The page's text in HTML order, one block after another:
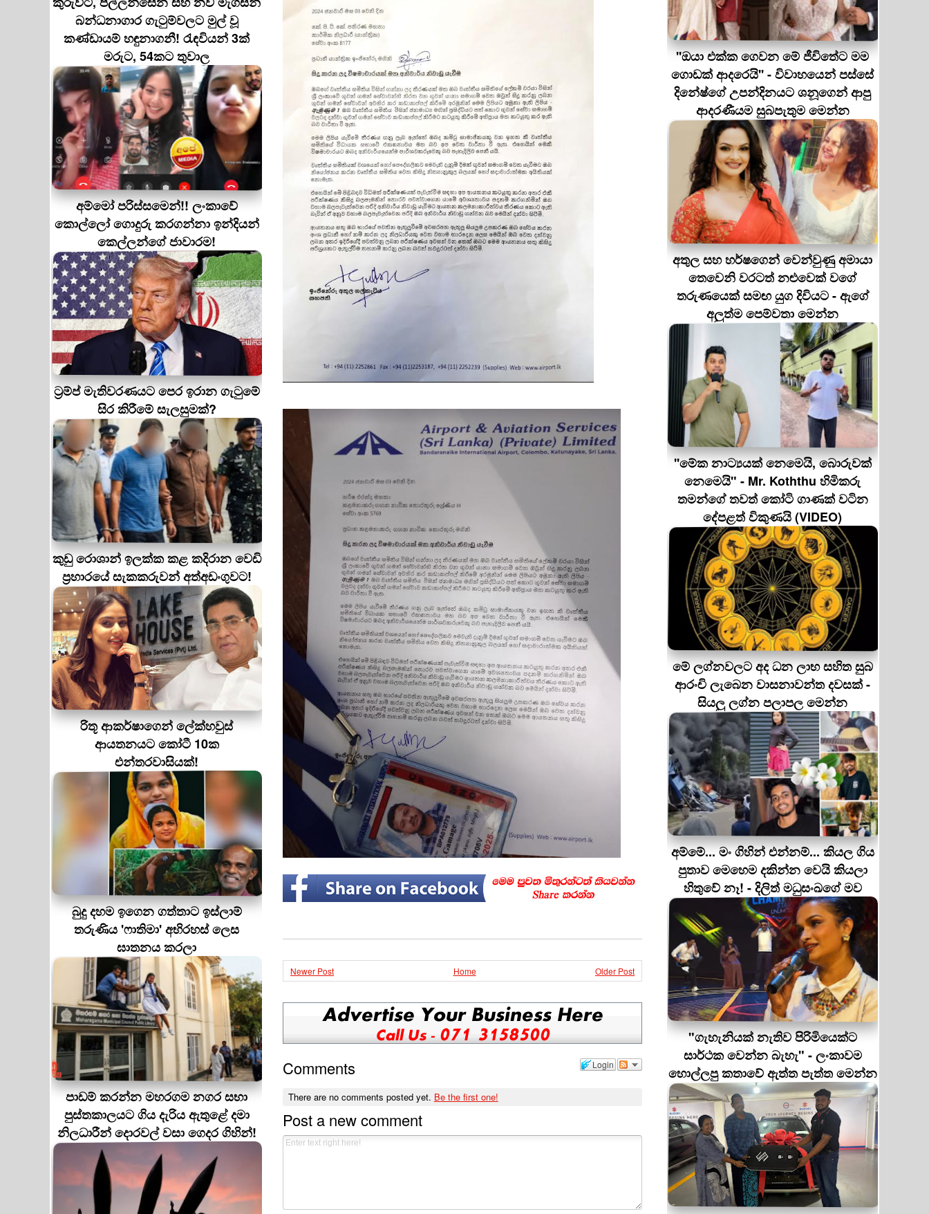
බන්ධනාගාර ගැටුම්වලට මුල් වූ
කණ්ඩායම් හඳුනාගනී! රැඳවියන් 3ක්
මරුට, 54කට තුවාල
අම්මෝ පරිස්සමෙන්!! ලංකාවේ
කොල්ලෝ ගොදුරු කරගන්නා ඉන්දියන්
කෙල්ලන්ගේ ජාවාරම!
ට්‍රම්ප් මැතිවරණයට පෙර ඉරාන ගැටුමේ
සිර කිරීමේ සැලසුමක්?
කුඩු රොශාන් ඉලක්ක කළ කදිරාන වෙඩි
ප්‍රහාරයේ සැකකරුවන් අත්අඩංගුවට!
රිතූ ආකර්ෂාගෙන් ලේක්හවුස්
ආයතනයට කෝටී 10ක
එන්තරවාසියක්!
බුදු දහම ඉගෙන ගත්තාට ඉස්ලාම්
තරුණිය 'ෆාතිමා' අභිරහස් ලෙස
ඝාතනය කරලා
පාඩම් කරන්න මහරගම නගර සභා
පුස්තකාලයට ගිය දැරිය ඇතුළේ දමා
නිලධාරීන් දොරවල් වසා ගෙදර ගිහින්!
Newer Post Older Post
Home
Login
Comments
There are no comments posted yet. Be the first one!
Post a new comment
''ඔයා එක්ක ගෙවන මේ ජීවිතේට මම
ගොඩක් ආදරෙයි'' - විවාහයෙන් පස්සේ
දිනේෂ්ගේ උපන්දිනයට ශනූගෙන් ආපු
ආදරණීයම සුබපැතුම මෙන්න
අතුල සහ හර්ෂගෙන් වෙන්වුණු අමායා
තෙවෙනි වරටත් නළුවෙක් වගේ
තරුණයෙක් සමඟ යුග දිවියට - ඇගේ
අලුත්ම පෙම්වතා මෙන්න
''මේක නාට්‍යයක් නෙමෙයි, බොරුවක්
නෙමෙයි" - Mr. Koththu හිමිකරු
තමන්ගේ තවත් කෝටි ගාණක් වටින
දේපළත් විකුණයි (VIDEO)
මේ ලග්නවලට අද ධන ලාභ සහිත සුබ
ආරංචි ලැබෙන වාසනාවන්ත දවසක් -
සියලු ලග්න පලාපල මෙන්න
අම්මේ... මං ගිහින් එන්නම්... කියල ගිය
පුතාව මෙහෙම දකින්න වෙයි කියලා
හිතුවේ නෑ! - දිලිත් මධුසංඛගේ මව
"ගැහැනියක් නැතිව පිරිමියෙක්ට
සාර්ථක වෙන්න බැහැ" - ලංකාවම
හොල්ලපු කතාවේ ඇත්ත පැත්ත මෙන්න